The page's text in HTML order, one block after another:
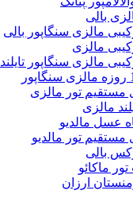
بالی
مالزی سنگاپور بالی
مالزی
مالزی سنگاپور تایلند
تور مالزی
مالزی
عسل مالدیو
تور مالدیو
بالی
ماکائو
ارزان